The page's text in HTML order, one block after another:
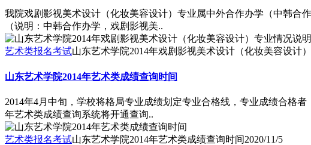
我院戏剧影视美术设计（化妆美容设计）专业属中外合作办学（中韩合
（说明：中韩合作办学，戏剧影视美..
艺术类报名考试山东艺术学院2014年戏剧影视美术设计（化妆美容设计
山东艺术学院2014年艺术类成绩查询时间
2014年4月中旬，学校将格局专业成绩划定专业合格线，专业成绩合格
年艺术类成绩查询系统将开通查询..
艺术类报名考试山东艺术学院2014年艺术类成绩查询时间2020/11/5